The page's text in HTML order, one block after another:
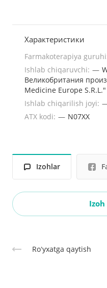
Характеристики
Farmakoterapiya
Ishlab chiqaruvchi: —
Великобритания
Medicine Europe S.R.L."
Ishlab chiqarilish joyi:
ATX kodi: — N07XX
Izohlar
Roʻyxatga qaytish